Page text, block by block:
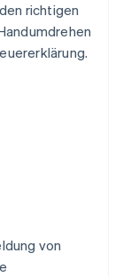
richtigen
von